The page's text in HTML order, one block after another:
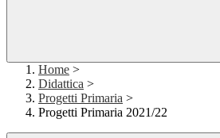
Home >
Didattica >
Progetti Primaria >
Progetti Primaria 2021/22